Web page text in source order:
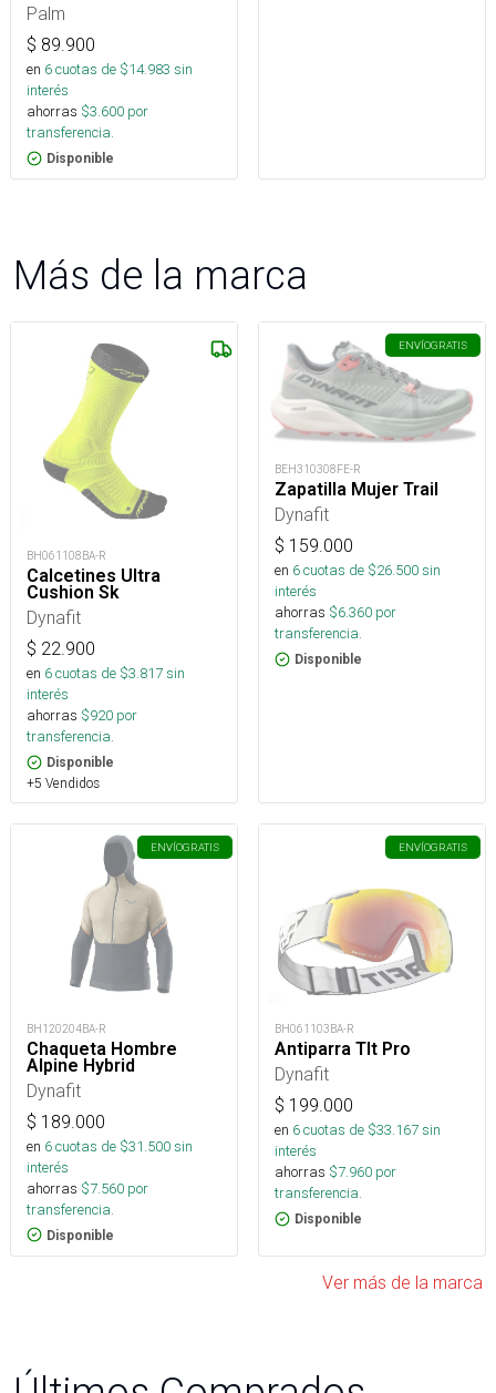
Palm
$ 89.900
en 6cuotas de $14.983 sin
interés
ahorras $3.600 por
transferencia.
Disponible
Más de la marca
BH061108BA-R
Calcetines Ultra
Cushion Sk
Dynafit
$ 22.900
en 6cuotas de $3.817sin
interés
ahorras $920 por
transferencia.
Disponible
+5 Vendidos
ENVÍOGRATIS
BEH310308FE-R
Zapatilla Mujer Trail
Dynafit
$ 159.000
en 6cuotas de $26.500sin
interés
ahorras $6.360 por
transferencia.
Disponible
ENVÍOGRATIS
BH120204BA-R
Chaqueta Hombre
Alpine Hybrid
Dynafit
$ 189.000
en 6cuotas de $31.500sin
interés
ahorras $7.560 por
transferencia.
Disponible
ENVÍOGRATIS
BH061103BA-R
Antiparra Tlt Pro
Dynafit
$ 199.000
en 6cuotas de $33.167sin
interés
ahorras $7.960 por
transferencia.
Disponible
Ver más de la marca